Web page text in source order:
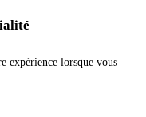
expérience lorsque vous